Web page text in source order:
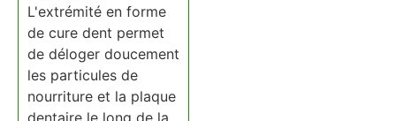
L'extrémité en forme
de cure dent permet
de déloger doucement
les particules de
nourriture et la plaque
dentaire le long de la